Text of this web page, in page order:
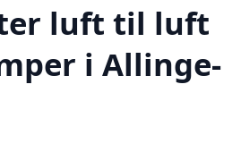
luft til luft
i Allinge-